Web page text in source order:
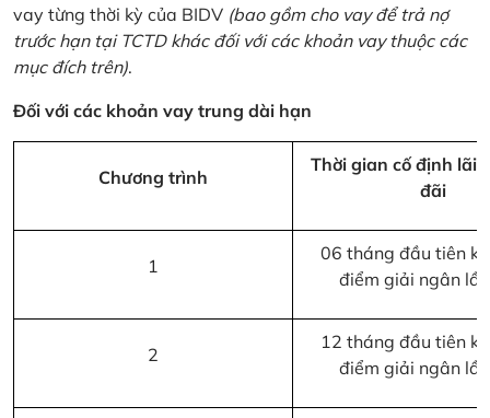
vay từng thời kỳ của BIDV (bao gồm cho vay để trả nợ
trước hạn tại TCTD khác đối với các khoản vay thuộc các
mục đích trên).
Đối với các khoản vay trung dài hạn
Chương trình
Thời gian cố định lãi
đãi
1
06 tháng đầu tiên
điểm giải ngân
2
12 tháng đầu tiên
điểm giải ngân